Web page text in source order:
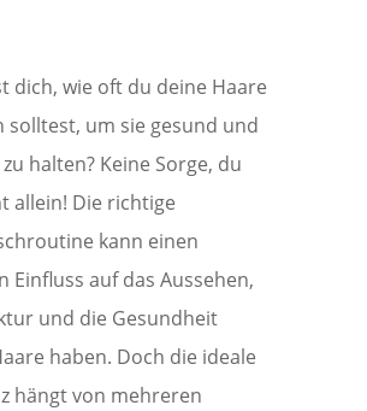
dich, wie oft du deine Haare
solltest, um sie gesund und
halten? Keine Sorge, du
allein! Die richtige
kann einen
Einfluss auf das Aussehen,
und die Gesundheit
haben. Doch die ideale
hängt von mehreren